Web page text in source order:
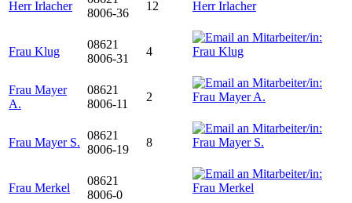
Herr Irlacher
8006-36
12
Frau Klug
08621
8006-31
4
Frau Mayer
A.
08621
8006-11
2
Frau Mayer S.
08621
8006-19
8
Frau Merkel
08621
8006-0